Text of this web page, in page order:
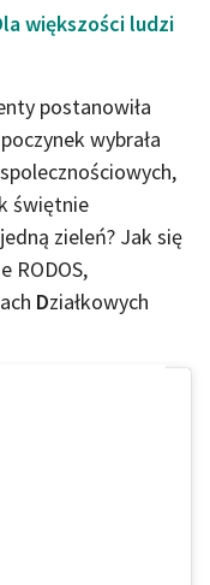
większości ludzi
postanowiła
wybrała
świętnie
zieleń? Jak się
RODOS,
Działkowych